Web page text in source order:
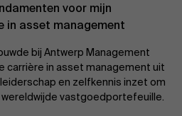
voor mijn
in asset management
bij Antwerp Management
carrière in asset management uit
en zelfkennis inzet om
vastgoedportefeuille.